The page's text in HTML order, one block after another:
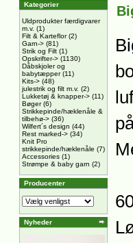
Kategorier
Uldprodukter færdigvarer
m.v. (1)
Filt & Karteflor(2)
Garn-> (81)
Strik og Filt (1)
Opskrifter-> (1130)
Dåbskjoler og
babytæpper(11)
Kits-> (48)
julestrik og filt m.v. (2)
Lukketøj & knapper-> (11)
Bøger(6)
Strikkepinde/hæklenåle &
tilbehø-> (36)
Wilfert´s design (44)
Rest marked-> (34)
Knit Pro
strikkepinde/hæklenåle (7)
Accessories (1)
Strømpe & baby garn (2)
Producenter
Nyheder